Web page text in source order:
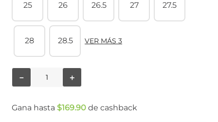
25 26 26.5 27 27.5
28 28.5 VER MÁS 3
＋
－
Gana hasta $169.90 de cashback